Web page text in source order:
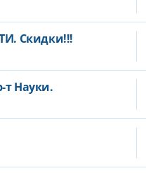
Скидки!!!
т Науки.